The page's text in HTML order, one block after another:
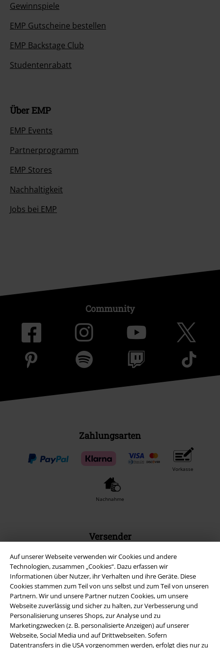
Auf unserer Webseite verwenden wir Cookies und andere
Technologien, zusammen „Cookies“. Dazu erfassen wir
Informationen über Nutzer, ihr Verhalten und ihre Geräte. Diese
Cookies stammen zum Teil von uns selbst und zum Teil von unseren
Partnern. Wir und unsere Partner nutzen Cookies, um unsere
Webseite zuverlässig und sicher zu halten, zur Verbesserung und
Personalisierung unseres Shops, zur Analyse und zu
Marketingzwecken (z. B. personalisierte Anzeigen) auf unserer
Webseite, Social Media und auf Drittwebseiten. Sofern
Datentransfers in die USA vorgenommen werden, erfolgt dies nur zu
Gewinnspiele
EMP Gutscheine bestellen
EMP Backstage Club
Studentenrabatt
Über EMP
EMP Events
Partnerprogramm
EMP Stores
Nachhaltigkeit
Jobs bei EMP
Community
Zahlungsarten
Vorkasse
Nachnahme
Versender
EMP App
Lade dir jetzt kostenlos unsere neue EMP App runter und genieße
die vielen neuen Funktionen und Vorteile!